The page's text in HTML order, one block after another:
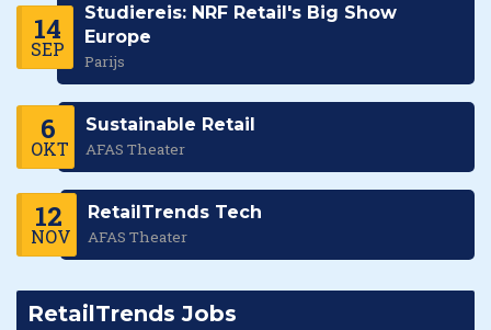
14
SEP
Studiereis: NRF Retail's Big Show
Europe
Parijs
6
OKT
Sustainable Retail
AFAS Theater
12
NOV
RetailTrends Tech
AFAS Theater
RetailTrends Jobs